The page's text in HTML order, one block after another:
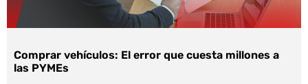
Comprar vehículos: El error que cuesta millones a
las PYMEs